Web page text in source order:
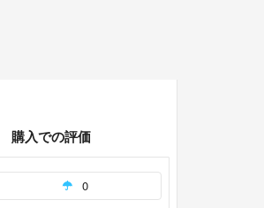
購入での評価
0